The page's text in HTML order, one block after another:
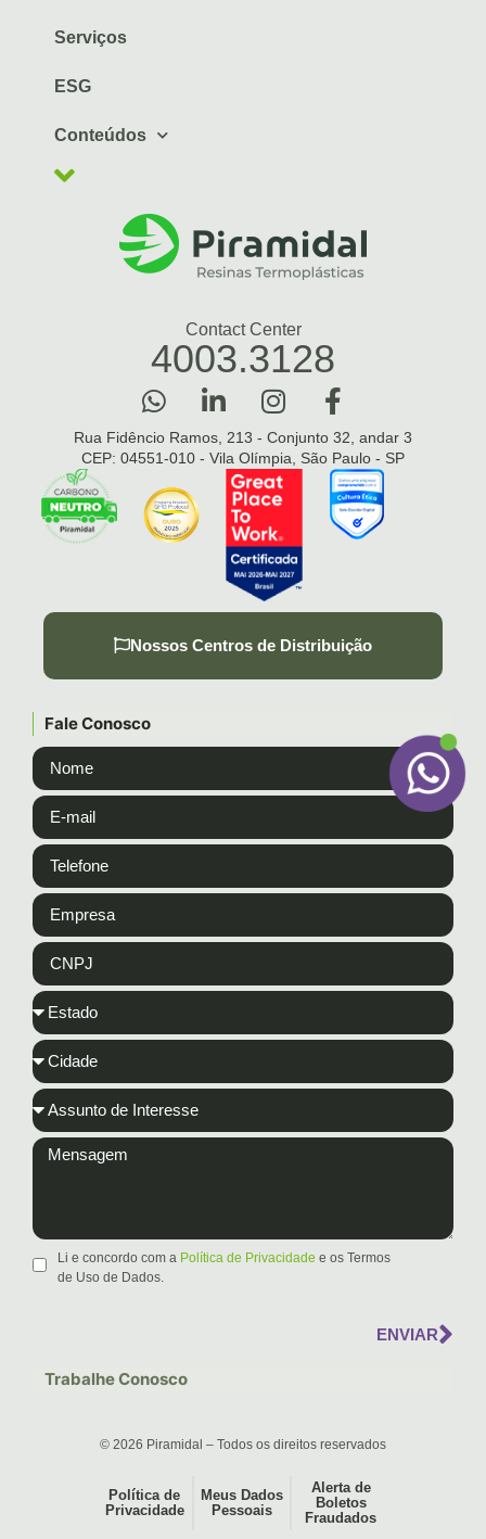
Serviços
ESG
Conteúdos
Contact Center
4003.3128
Rua Fidêncio Ramos, 213 - Conjunto 32, andar 3
CEP: 04551-010 - Vila Olímpia, São Paulo - SP
Nossos Centros de Distribuição
Fale Conosco
Trabalhe Conosco
Li e concordo com a Política de Privacidade e os Termos
de Uso de Dados.
ENVIAR
© 2026 Piramidal – Todos os direitos reservados
Política de
Privacidade
Meus Dados
Pessoais
Alerta de
Boletos
Fraudados